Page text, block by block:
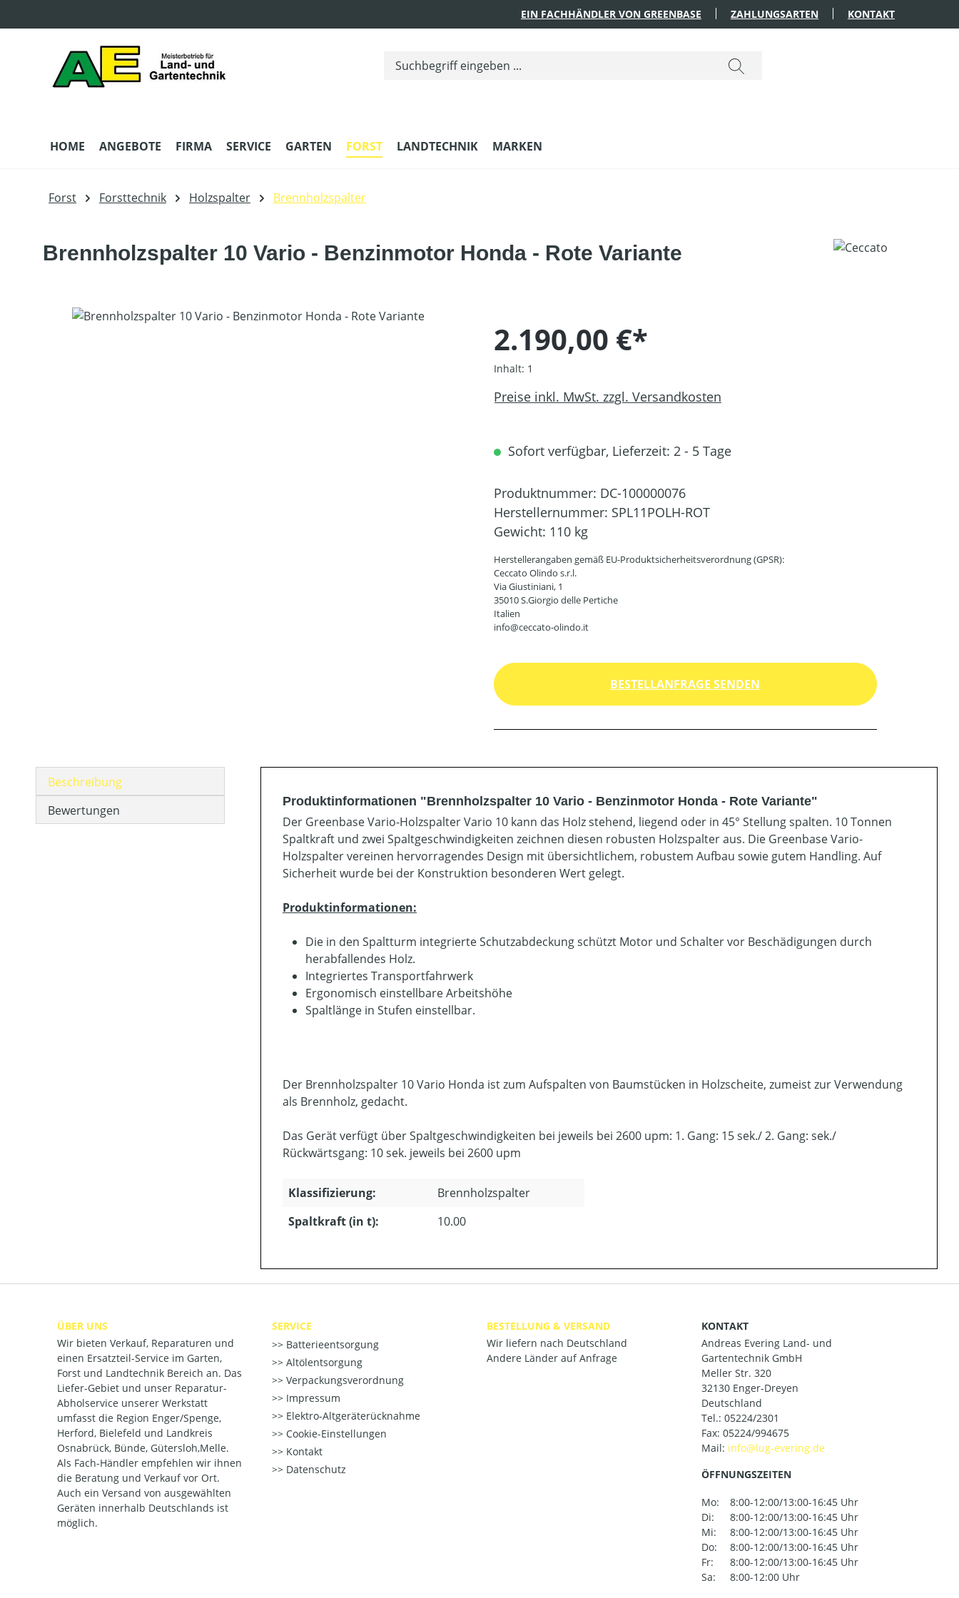
EIN FACHHÄNDLER VON GREENBASE ZAHLUNGSARTEN KONTAKT
HOME ANGEBOTE FIRMA SERVICE GARTEN FORST LANDTECHNIK MARKEN
Forst Forsttechnik Holzspalter Brennholzspalter
Brennholzspalter 10 Vario - Benzinmotor Honda - Rote Variante
Bildergalerie überspringen
2.190,00 €*
Inhalt: 1
Preise inkl. MwSt. zzgl. Versandkosten
Sofort verfügbar, Lieferzeit: 2 - 5 Tage
Produktnummer: DC-100000076
Herstellernummer: SPL11POLH-ROT
Gewicht: 110 kg
Herstellerangaben gemäß EU-Produktsicherheitsverordnung (GPSR):
Ceccato Olindo s.r.l.
Via Giustiniani, 1
35010 S.Giorgio delle Pertiche
Italien
info@ceccato-olindo.it
BESTELLANFRAGE SENDEN
Beschreibung
Bewertungen
Produktinformationen "Brennholzspalter 10 Vario - Benzinmotor Honda - Rote Variante"
Der Greenbase Vario-Holzspalter Vario 10 kann das Holz stehend, liegend oder in 45° Stellung spalten. 10 Tonnen
Spaltkraft und zwei Spaltgeschwindigkeiten zeichnen diesen robusten Holzspalter aus. Die Greenbase Vario-
Holzspalter vereinen hervorragendes Design mit übersichtlichem, robustem Aufbau sowie gutem Handling. Auf
Sicherheit wurde bei der Konstruktion besonderen Wert gelegt.
Produktinformationen:
Die in den Spaltturm integrierte Schutzabdeckung schützt Motor und Schalter vor Beschädigungen durch
herabfallendes Holz.
Integriertes Transportfahrwerk
Ergonomisch einstellbare Arbeitshöhe
Spaltlänge in Stufen einstellbar.
Der Brennholzspalter 10 Vario Honda ist zum Aufspalten von Baumstücken in Holzscheite, zumeist zur Verwendung
als Brennholz, gedacht.
Das Gerät verfügt über Spaltgeschwindigkeiten bei jeweils bei 2600 upm: 1. Gang: 15 sek./ 2. Gang: sek./
Rückwärtsgang: 10 sek. jeweils bei 2600 upm
Klassifizierung:
Brennholzspalter
Spaltkraft (in t):
10.00
ÜBER UNS
Wir bieten Verkauf, Reparaturen und
einen Ersatzteil-Service im Garten,
Forst und Landtechnik Bereich an. Das
Liefer-Gebiet und unser Reparatur-
Abholservice unserer Werkstatt
umfasst die Region Enger/Spenge,
Herford, Bielefeld und Landkreis
Osnabrück, Bünde, Gütersloh,Melle.
Als Fach-Händler empfehlen wir ihnen
die Beratung und Verkauf vor Ort.
Auch ein Versand von ausgewählten
Geräten innerhalb Deutschlands ist
möglich.
SERVICE
Batterieentsorgung
Altölentsorgung
Verpackungsverordnung
Impressum
Elektro-Altgeräterücknahme
Cookie-Einstellungen
Kontakt
Datenschutz
BESTELLUNG & VERSAND
Wir liefern nach Deutschland
Andere Länder auf Anfrage
KONTAKT
Andreas Evering Land- und
Gartentechnik GmbH
Meller Str. 320
32130 Enger-Dreyen
Deutschland
Tel.: 05224/2301
Fax: 05224/994675
Mail:
ÖFFNUNGSZEITEN
Mo:
8:00-12:00/13:00-16:45 Uhr
Di:
8:00-12:00/13:00-16:45 Uhr
Mi:
8:00-12:00/13:00-16:45 Uhr
Do:
8:00-12:00/13:00-16:45 Uhr
Fr:
8:00-12:00/13:00-16:45 Uhr
Sa:
8:00-12:00 Uhr